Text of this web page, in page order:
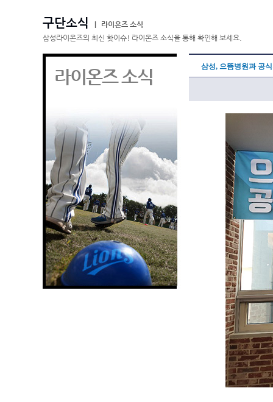
구단소식
라이온즈 소식
삼성라이온즈의 최신 핫이슈! 라이온즈 소식을 통해 확인해 보세요.
라이온즈 소식 삼성, 으뜸병원과 공